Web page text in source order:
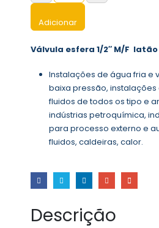
Adicionar
Válvula esfera 1/2″ M/F
Instalações de água fria e
baixa pressão,
fluidos de todos os tipo e
indústrias petroquímica,
para processo externo e
fluidos, caldeiras, calor.
Descrição